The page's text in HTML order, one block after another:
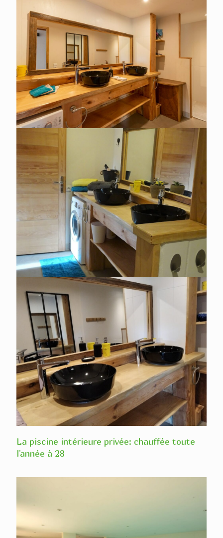
La piscine intérieure privée: chauffée toute
l'année à 28